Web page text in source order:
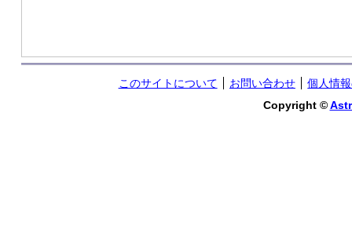
このサイトについて お問い合わせ
個人情
Copyright ©